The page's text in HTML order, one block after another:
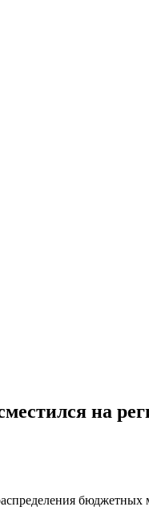
на
бюджетных